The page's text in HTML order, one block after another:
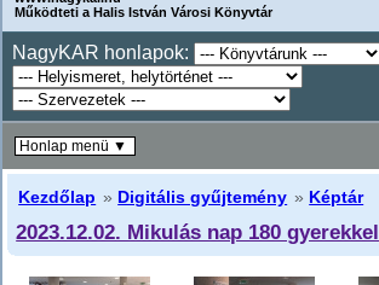
Működteti a Halis István Városi Könyvtár
NagyKAR honlapok:
Kezdőlap » Digitális gyűjtemény » Képtár
2023.12.02. Mikulás nap 180 gyerekkel
Honlap menü ▼